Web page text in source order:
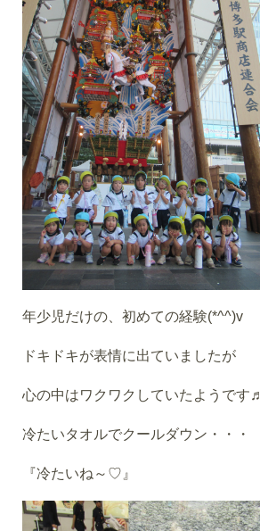
年少児だけの、初めての経験(*^^)v
ドキドキが表情に出ていましたが
心の中はワクワクしていたようです♬
冷たいタオルでクールダウン・・・
『冷たいね～♡』